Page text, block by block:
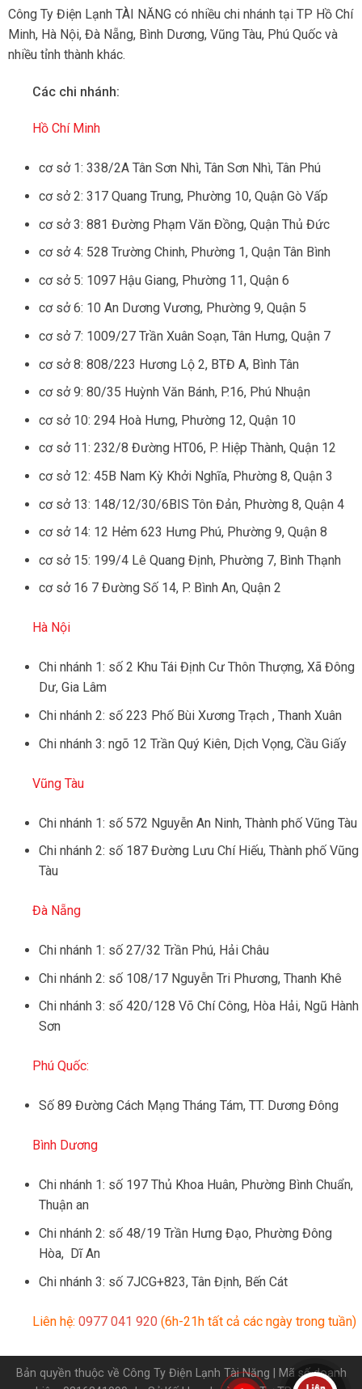
Công Ty Điện Lạnh TÀI NĂNG có nhiều chi nhánh tại TP Hồ Chí
Minh, Hà Nội, Đà Nẵng, Bình Dương, Vũng Tàu, Phú Quốc và
nhiều tỉnh thành khác.
Các chi nhánh:
Hồ Chí Minh
cơ sở 1: 338/2A Tân Sơn Nhì, Tân Sơn Nhì, Tân Phú
cơ sở 2: 317 Quang Trung, Phường 10, Quận Gò Vấp
cơ sở 3: 881 Đường Phạm Văn Đồng, Quận Thủ Đức
cơ sở 4: 528 Trường Chinh, Phường 1, Quận Tân Bình
cơ sở 5: 1097 Hậu Giang, Phường 11, Quận 6
cơ sở 6: 10 An Dương Vương, Phường 9, Quận 5
cơ sở 7: 1009/27 Trần Xuân Soạn, Tân Hưng, Quận 7
cơ sở 8: 808/223 Hương Lộ 2, BTĐ A, Bình Tân
cơ sở 9: 80/35 Huỳnh Văn Bánh, P.16, Phú Nhuận
cơ sở 10: 294 Hoà Hưng, Phường 12, Quận 10
cơ sở 11: 232/8 Đường HT06, P. Hiệp Thành, Quận 12
cơ sở 12: 45B Nam Kỳ Khởi Nghĩa, Phường 8, Quận 3
cơ sở 13: 148/12/30/6BIS Tôn Đản, Phường 8, Quận 4
cơ sở 14: 12 Hẻm 623 Hưng Phú, Phường 9, Quận 8
cơ sở 15: 199/4 Lê Quang Định, Phường 7, Bình Thạnh
cơ sở 16 7 Đường Số 14, P. Bình An, Quận 2
Hà Nội
Chi nhánh 1: số 2 Khu Tái Định Cư Thôn Thượng, Xã Đông
Dư, Gia Lâm
Chi nhánh 2: số 223 Phố Bùi Xương Trạch , Thanh Xuân
Chi nhánh 3: ngõ 12 Trần Quý Kiên, Dịch Vọng, Cầu Giấy
Vũng Tàu
Chi nhánh 1: số 572 Nguyễn An Ninh, Thành phố Vũng Tàu
Chi nhánh 2: số 187 Đường Lưu Chí Hiếu, Thành phố Vũng
Tàu
Đà Nẵng
Chi nhánh 1: số 27/32 Trần Phú, Hải Châu
Chi nhánh 2: số 108/17 Nguyễn Tri Phương, Thanh Khê
Chi nhánh 3: số 420/128 Võ Chí Công, Hòa Hải, Ngũ Hành
Sơn
Phú Quốc:
Số 89 Đường Cách Mạng Tháng Tám, TT. Dương Đông
Bình Dương
Chi nhánh 1: số 197 Thủ Khoa Huân, Phường Bình Chuẩn,
Thuận an
Chi nhánh 2: số 48/19 Trần Hưng Đạo, Phường Đông
Hòa, Dĩ An
Chi nhánh 3: số 7JCG+823, Tân Định, Bến Cát
Liên hệ: 0977 041 920 (6h-21h tất cả các ngày trong tuần)
Bản quyền thuộc về Công Ty Điện Lạnh Tài Năng | Mã số doanh